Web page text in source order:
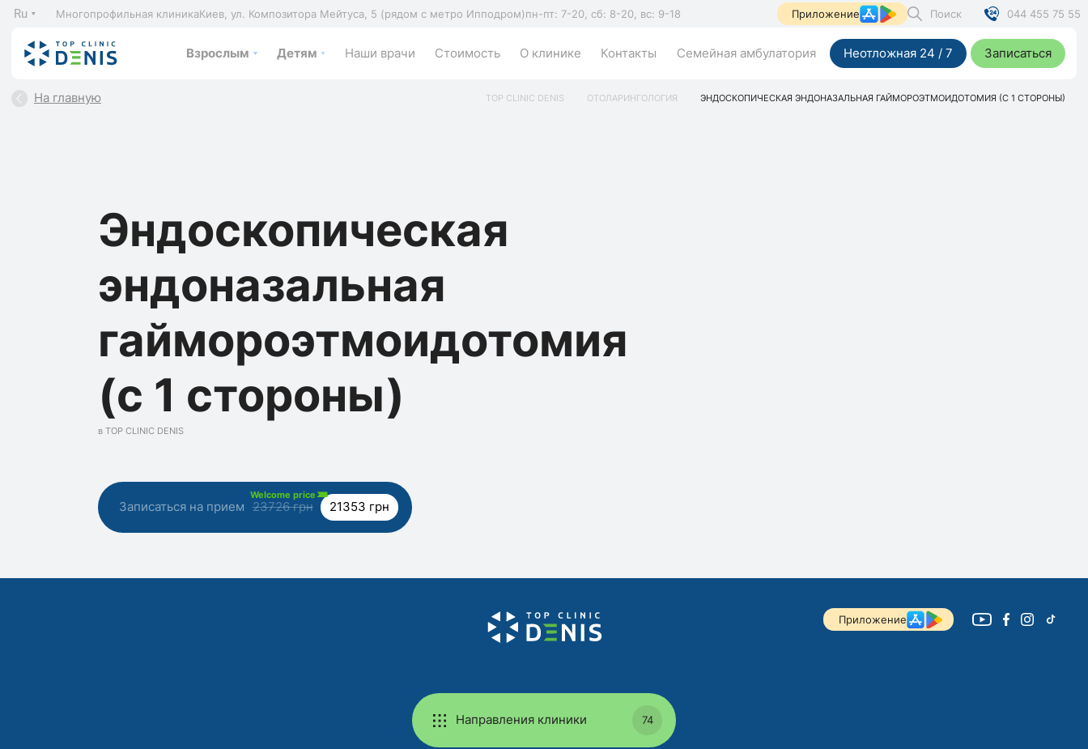
Ru Многопрофильная клиникаКиев, ул. Композитора Мейтуса, 5 (рядом с метро Ипподром)пн-пт: 7-20, сб: 8-20, вс: 9-18 Приложение Поиск 044 455 75 55
Взрослым Детям Наши врачи Стоимость О клинике Контакты Семейная амбулатория Неотложная 24 / 7 Записаться
На главную TOP CLINIC DENIS ОТОЛАРИНГОЛОГИЯ ЭНДОСКОПИЧЕСКАЯ ЭНДОНАЗАЛЬНАЯ ГАЙМОРОЭТМОИДОТОМИЯ (С 1 СТОРОНЫ)
Эндоскопическая
эндоназальная
гаймороэтмоидотомия
(с 1 стороны)
в TOP CLINIC DENIS
Записаться на прием
Welcome price
23726 грн 21353 грн
Приложение
Направления клиники 74